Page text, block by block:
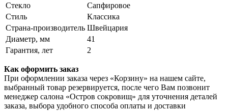
Стекло
Сапфировое
Стиль
Классика
Страна-производитель Швейцария
Диаметр, мм
41
Гарантия, лет
2
Как оформить заказ
При оформлении заказа через «Корзину» на нашем сайте,
выбранный товар резервируется, после чего Вам позвонит
менеджер салона «Остров сокровищ» для уточнения деталей
заказа, выбора удобного способа оплаты и доставки